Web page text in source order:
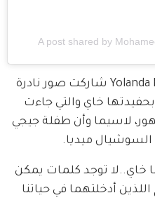
A post shared by
والدة جيجي يولاندا حديد Yolanda Hadid شاركت صور نادرة
خاي والتي جاءت
لاسيما وأن طفلة جيجي
السوشيال ميديا.
خاي..لا توجد كلمات يمكن
أدخلتهما في حياتنا